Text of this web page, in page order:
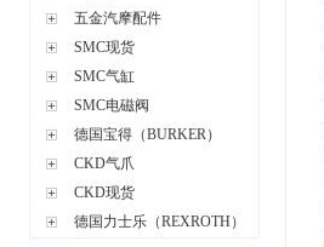
五金汽摩配件
SMC现货
SMC气缸
SMC电磁阀
德国宝得（BURKER）
CKD气爪
CKD现货
德国力士乐（REXROTH）